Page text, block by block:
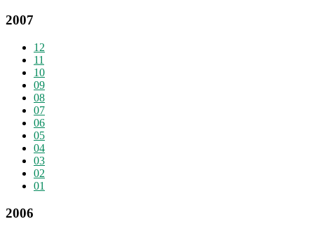
2007
12
11
10
09
08
07
06
05
04
03
02
01
2006